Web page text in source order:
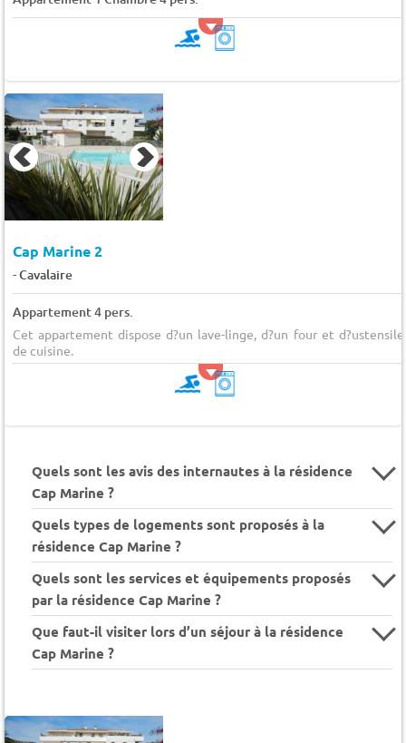
Cap Marine 2
-Cavalaire
Appartement 4 pers.
Cet appartement dispose d?un lave-linge, d?un four et
de cuisine.
Quels sont les avis des internautes à la résidence
Cap Marine ?
Quels types de logements sont proposés à la
résidence Cap Marine ?
Quels sont les services et équipements proposés
par la résidence Cap Marine ?
Que faut-il visiter lors d’un séjour à la résidence
Cap Marine ?